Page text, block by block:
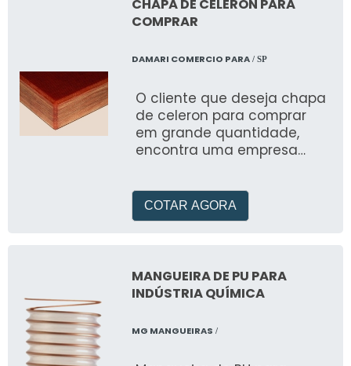
CHAPA DE CELERON PARA
COMPRAR
DAMARI COMERCIO PARA/ SP
O cliente que deseja chapa
de celeron para comprar
em grande quantidade,
encontra uma empresa
COTAR AGORA
MANGUEIRA DE PU PARA
INDÚSTRIA QUÍMICA
MG MANGUEIRAS /